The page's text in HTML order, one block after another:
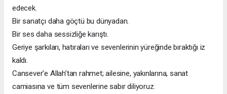
edecek.
Bir sanatçı daha göçtü bu dünyadan.
Bir ses daha sessizliğe karıştı.
Geriye şarkıları, hatıraları ve sevenlerinin yüreğinde bıraktığı iz
kaldı.
Cansever’e Allah’tan rahmet; ailesine, yakınlarına, sanat
camiasına ve tüm sevenlerine sabır diliyoruz.